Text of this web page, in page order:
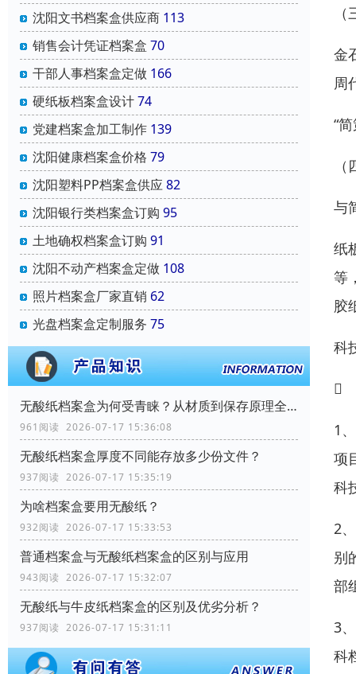
沈阳文书档案盒供应商 113
销售会计凭证档案盒 70
干部人事档案盒定做 166
硬纸板档案盒设计74
党建档案盒加工制作 139
沈阳健康档案盒价格 79
沈阳塑料PP档案盒供应82
沈阳银行类档案盒订购 95
土地确权档案盒订购 91
沈阳不动产档案盒定做 108
照片档案盒厂家直销 62
光盘档案盒定制服务 75
无酸纸档案盒为何受青睐？从材质到保存原理全解析
961阅读 2026-07-17 15:36:08
无酸纸档案盒厚度不同能存放多少份文件？
937阅读 2026-07-17 15:35:19
为啥档案盒要用无酸纸？
932阅读 2026-07-17 15:33:53
普通档案盒与无酸纸档案盒的区别与应用
943阅读 2026-07-17 15:32:07
无酸纸与牛皮纸档案盒的区别及优劣分析？
937阅读 2026-07-17 15:31:11
金
周
“
与
纸
等
胶
科

1
项
科
2
别
部
3
科